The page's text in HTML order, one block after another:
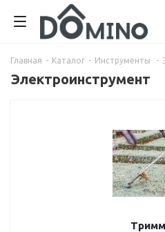
Главная - Каталог - Инструменты -
Электроинструмент